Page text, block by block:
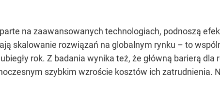
na zaawansowanych technologiach, podnoszą
skalowanie rozwiązań na globalnym rynku – to
rok. Z badania wynika też, że główną barierą
szybkim wzroście kosztów ich zatrudnienia.